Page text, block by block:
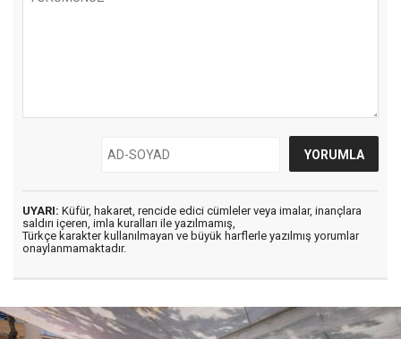
UYARI: Küfür, hakaret, rencide edici cümleler veya imalar, inançlara
saldırı içeren, imla kuralları ile yazılmamış,
Türkçe karakter kullanılmayan ve büyük harflerle yazılmış yorumlar
onaylanmamaktadır.